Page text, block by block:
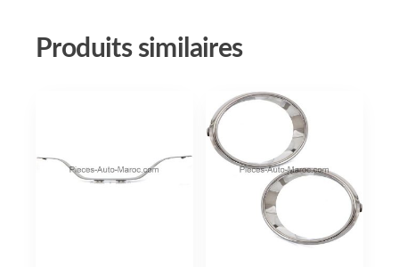
Produits similaires